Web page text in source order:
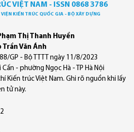
VIỆT NAM - ISSN 0868 3786
KIẾN TRÚC QUỐC GIA - BỘ XÂY DỰNG
Thị Thanh Huyền
Trần Văn Ánh
GP - Bộ TTTT ngày 11/8/2023
- phường Ngọc Hà - TP Hà Nội
Kiến trúc Việt Nam. Ghi rõ nguồn khi lấy
tử này.